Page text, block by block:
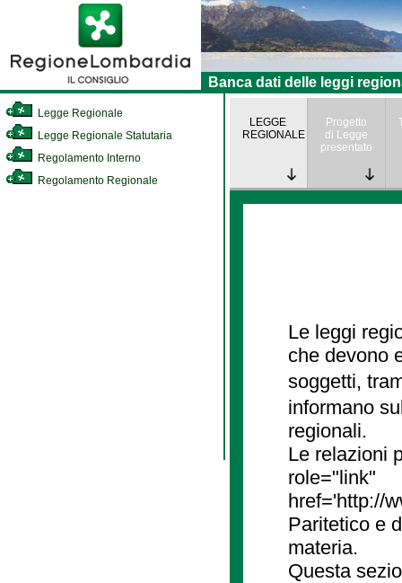
Banca dati delle leggi
Legge Regionale
Legge Regionale Statutaria
Regolamento Interno
Regolamento Regionale
LEGGE
REGIONALE
Progetto
di Legge
presentato
Le leggi
che devono
soggetti,
informano
regionali.
Le relazioni
role="link"
href='http://
Paritetico e
materia.
Questa